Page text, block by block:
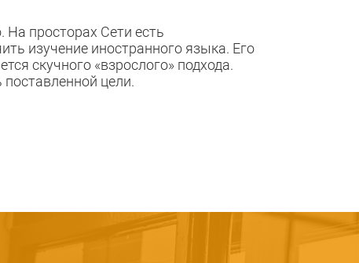
На просторах Сети есть
изучение иностранного языка. Его
скучного «взрослого» подхода.
цели.